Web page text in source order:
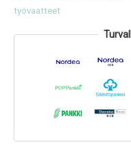
työvaatteet